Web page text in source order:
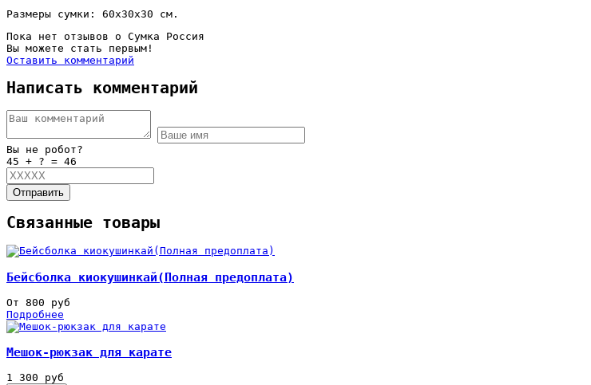
Размеры сумки: 60х30х30 см.
Пока нет отзывов о Сумка Россия
Вы можете стать первым!
Оставить комментарий
Написать комментарий
Вы не робот?
45 + ? = 46
Отправить
Связанные товары
Бейсболка киокушинкай(Полная предоплата)
От 800 руб
Подробнее
Мешок-рюкзак для карате
1 300 руб